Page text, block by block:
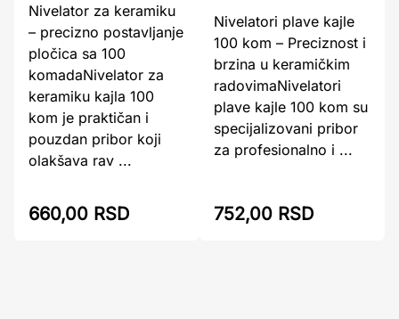
Nivelator za keramiku
– precizno postavljanje
pločica sa 100
komadaNivelator za
keramiku kajla 100
kom je praktičan i
pouzdan pribor koji
olakšava rav ...
660,00 RSD
Nivelatori plave kajle
100 kom – Preciznost i
brzina u keramičkim
radovimaNivelatori
plave kajle 100 kom su
specijalizovani pribor
za profesionalno i ...
752,00 RSD